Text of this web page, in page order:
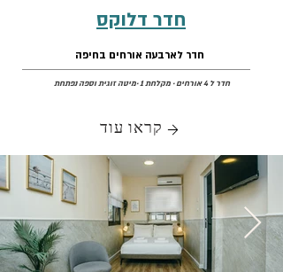
חדר דלוקס
​חדר לארבעה אורחים בחיפה
חדר ל 4 אורחים · מקלחת 1 ·מיטה זוגית וספה נפתחת
קראו עוד